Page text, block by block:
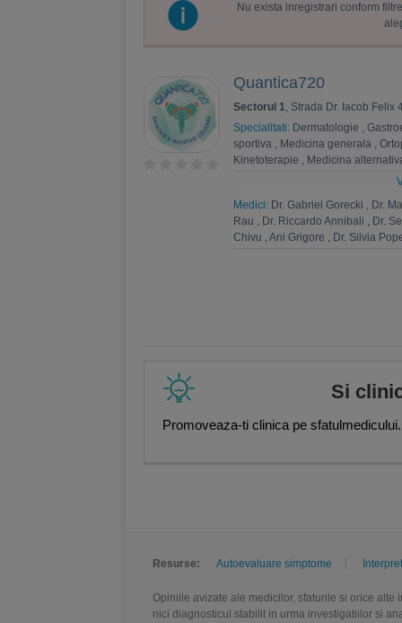
Nu exista inregistrari conform
Quantica720
Sectorul 1, Strada Dr. Iacob Felix
Specialitati: Dermatologie ,
sportiva , Medicina generala ,
Kinetoterapie , Medicina
Medicina interna
Ingrijiri paliative ,Pediatrie ,
Medici: Dr. Gabriel Gorecki , Dr.
Rau , Dr. Riccardo Annibali , Dr.
Chivu , Ani Grigore , Dr. Silvia
Si
Promoveaza-ti clinica pe
Resurse: Autoevaluare simptome
Opiniile avizate ale medicilor, sfaturile si orice
nici diagnosticul stabilit in urma investigatiilor si